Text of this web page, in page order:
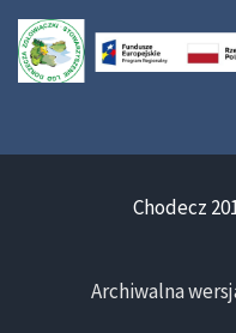
Chodecz
Archiwalna